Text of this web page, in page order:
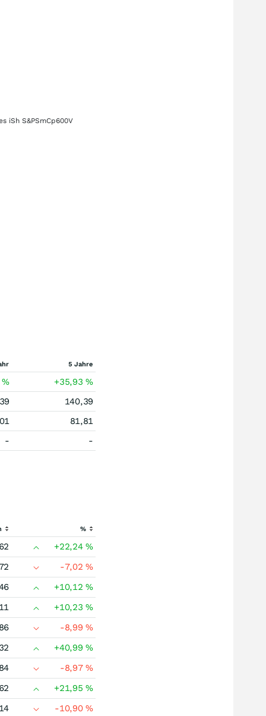
iSh S&PSmCp600V
5 Jahre
% +35,93%
140,39
81,81
- -
%
+22,24%
-7,02%
+10,12%
+10,23%
-8,99%
+40,99%
-8,97%
+21,95%
-10,90%